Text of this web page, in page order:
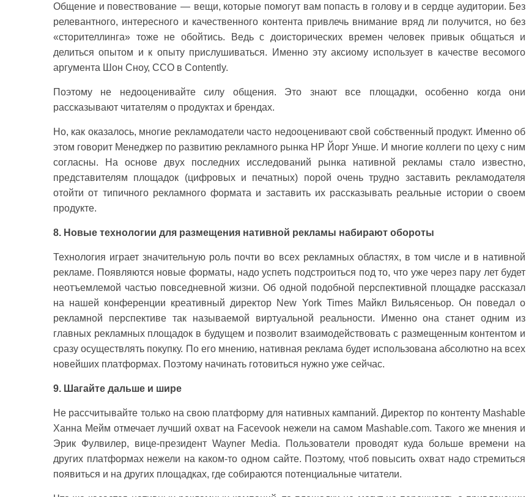
Общение и повествование — вещи, которые помогут вам попасть в голову и в сердце аудитории. Без
релевантного, интересного и качественного контента привлечь внимание вряд ли получится, но без
«сторителлинга» тоже не обойтись. Ведь с доисторических времен человек привык общаться и
делиться опытом и к опыту прислушиваться. Именно эту аксиому использует в качестве весомого
аргумента Шон Сноу, CCO в Contently.
Поэтому не недооценивайте силу общения. Это знают все площадки, особенно когда они
рассказывают читателям о продуктах и брендах.
Но, как оказалось, многие рекламодатели часто недооценивают свой собственный продукт. Именно об
этом говорит Менеджер по развитию рекламного рынка HP Йорг Унше. И многие коллеги по цеху с ним
согласны. На основе двух последних исследований рынка нативной рекламы стало известно,
представителям площадок (цифровых и печатных) порой очень трудно заставить рекламодателя
отойти от типичного рекламного формата и заставить их рассказывать реальные истории о своем
продукте.
8. Новые технологии для размещения нативной рекламы набирают обороты
Технология играет значительную роль почти во всех рекламных областях, в том числе и в нативной
рекламе. Появляются новые форматы, надо успеть подстроиться под то, что уже через пару лет будет
неотъемлемой частью повседневной жизни. Об одной подобной перспективной площадке рассказал
на нашей конференции креативный директор New York Times Майкл Вильясеньор. Он поведал о
рекламной перспективе так называемой виртуальной реальности. Именно она станет одним из
главных рекламных площадок в будущем и позволит взаимодействовать с размещенным контентом и
сразу осуществлять покупку. По его мнению, нативная реклама будет использована абсолютно на всех
новейших платформах. Поэтому начинать готовиться нужно уже сейчас.
9. Шагайте дальше и шире
Не рассчитывайте только на свою платформу для нативных кампаний. Директор по контенту Mashable
Ханна Мейм отмечает лучший охват на Facevook нежели на самом Mashable.com. Такого же мнения и
Эрик Фулвилер, вице-президент Wayner Media. Пользователи проводят куда больше времени на
других платформах нежели на каком-то одном сайте. Поэтому, чтоб повысить охват надо стремиться
появиться и на других площадках, где собираются потенциальные читатели.